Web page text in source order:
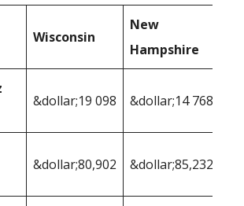
Wisconsin
New
Hampshire
&dollar;19 098 &dollar;14 768
&dollar;80,902 &dollar;85,232